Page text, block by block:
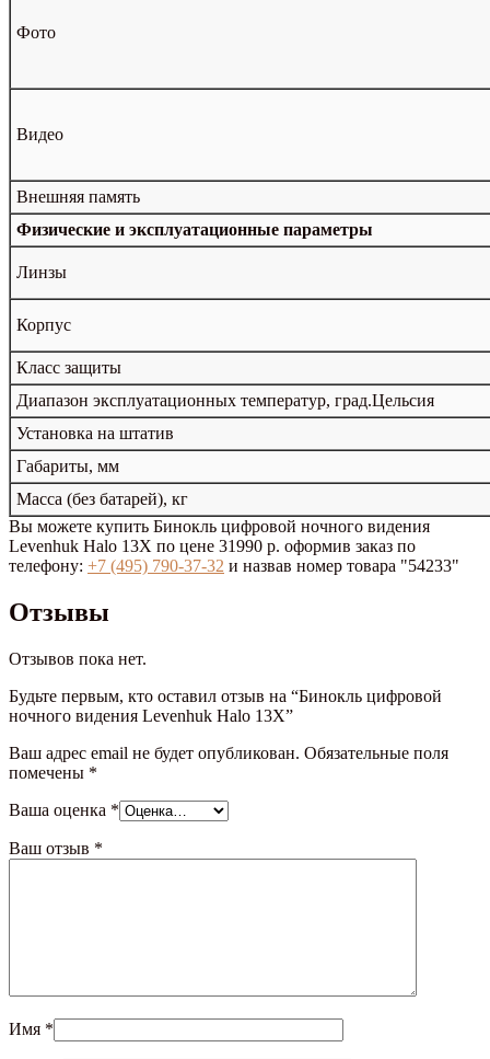
Фото
Видео
Внешняя память
Физические и эксплуатационные параметры
Линзы
Корпус
Класс защиты
Диапазон эксплуатационных температур, град.Цельсия
Установка на штатив
Габариты, мм
Масса (без батарей), кг
Вы можете купить Бинокль цифровой ночного видения
Levenhuk Halo 13X по цене 31990 р. оформив заказ по
телефону: +7 (495) 790-37-32 и назвав номер товара "54233"
Отзывы
Отзывов пока нет.
Будьте первым, кто оставил отзыв на “Бинокль цифровой
ночного видения Levenhuk Halo 13X”
Ваш адрес email не будет опубликован. Обязательные поля
помечены *
Ваша оценка *
Ваш отзыв *
Имя *